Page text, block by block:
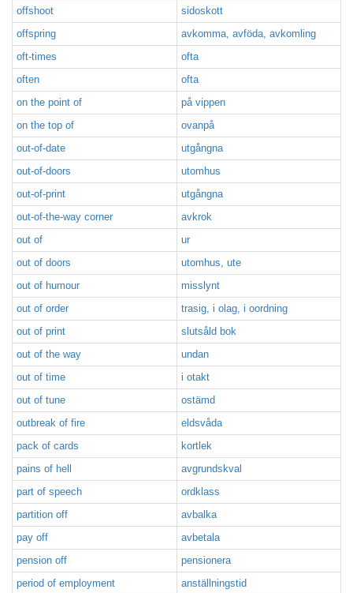
offshoot
sidoskott
offspring
avkomma, avföda, avkomling
oft-times
ofta
often
ofta
on the point of
på vippen
on the top of
ovanpå
out-of-date
utgångna
out-of-doors
utomhus
out-of-print
utgångna
out-of-the-way corner
avkrok
out of
ur
out of doors
utomhus, ute
out of humour
misslynt
out of order
trasig, i olag, i oordning
out of print
slutsåld bok
out of the way
undan
out of time
i otakt
out of tune
ostämd
outbreak of fire
eldsvåda
pack of cards
kortlek
pains of hell
avgrundskval
part of speech
ordklass
partition off
avbalka
pay off
avbetala
pension off
pensionera
period of employment
anställningstid